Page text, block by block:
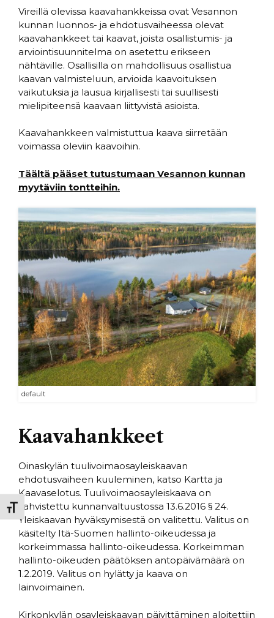
Toggle Font size
Vireillä olevissa kaavahankkeissa ovat Vesannon
kunnan luonnos- ja ehdotusvaiheessa olevat
kaavahankkeet tai kaavat, joista osallistumis- ja
arviointisuunnitelma on asetettu erikseen
nähtäville. Osallisilla on mahdollisuus osallistua
kaavan valmisteluun, arvioida kaavoituksen
vaikutuksia ja lausua kirjallisesti tai suullisesti
mielipiteensä kaavaan liittyvistä asioista.
Kaavahankkeen valmistuttua kaava siirretään
voimassa oleviin kaavoihin.
Täältä pääset tutustumaan Vesannon kunnan
myytäviin tontteihin.
default
Kaavahankkeet
Oinaskylän tuulivoimaosayleiskaavan
ehdotusvaiheen kuuleminen, katso Kartta ja
Kaavaselotus. Tuulivoimaosayleiskaava on
vahvistettu kunnanvaltuustossa 13.6.2016 § 24.
Yleiskaavan hyväksymisestä on valitettu. Valitus on
käsitelty Itä-Suomen hallinto-oikeudessa ja
korkeimmassa hallinto-oikeudessa. Korkeimman
hallinto-oikeuden päätöksen antopäivämäärä on
1.2.2019. Valitus on hylätty ja kaava on
lainvoimainen.
Kirkonkylän osayleiskaavan päivittäminen aloitettiin